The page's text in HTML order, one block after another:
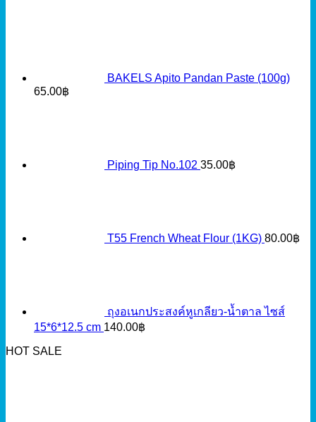
BAKELS Apito Pandan Paste (100g)
65.00฿
Piping Tip No.102 35.00฿
T55 French Wheat Flour (1KG) 80.00฿
ถุงอเนกประสงค์หูเกลียว-น้ำตาล ไซส์
15*6*12.5 cm 140.00฿
HOT SALE